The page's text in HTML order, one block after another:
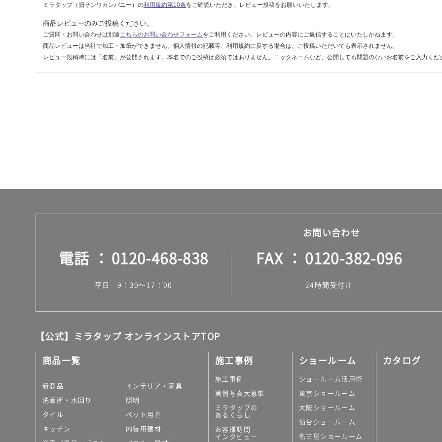
ミラタップ（旧サンワカンパニー）の利用規約第10条をご確認いただき、レビュー投稿をお願いいたします。
商品レビューのみご投稿ください。
ご質問・お問い合わせは別途こちらのお問い合わせフォームをご利用ください。レビューの内容にご返信することはいたしかねます。
商品レビューは当社で加工・加筆ができません。個人情報の記載等、利用規約に反する場合は、ご投稿いただいても表示されません。
レビュー投稿時には「名前」が公開されます。本名でのご投稿は必須ではありません。ニックネームなど、公開しても問題のないお名前をご入力くだ
お問い合わせ
電話 0120-468-838
平日 9：30～17：00
FAX 0120-382-096
24時間受付け
【公式】ミラタップ オンラインストアTOP
商品一覧
新商品
洗面所・水回り
タイル
キッチン
インテリア・家具
照明
ペット用品
内装用建材
施工事例
施工事例
実例写真大募集
ミラタップの
あるくらし
お客様訪問
インタビュー
ショールーム
ショールーム活用術
東京ショールーム
大阪ショールーム
仙台ショールーム
名古屋ショールーム
カタログ